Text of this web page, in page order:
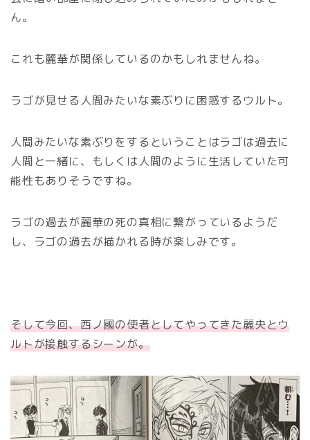
ん。
これも麗華が関係しているのかもしれませんね。
ラゴが見せる人間みたいな素ぶりに困惑するウルト。
人間みたいな素ぶりをするということはラゴは過去に
人間と一緒に、もしくは人間のように生活していた可
能性もありそうですね。
ラゴの過去が麗華の死の真相に繋がっているようだ
し、ラゴの過去が描かれる時が楽しみです。
そして今回、西ノ國の使者としてやってきた麗央とウ
ルトが接触するシーンが。